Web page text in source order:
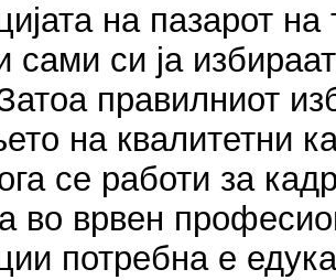
на пазарот
сами си ја
правилниот
на квалитетни
се работи за
во врвен
потребна е